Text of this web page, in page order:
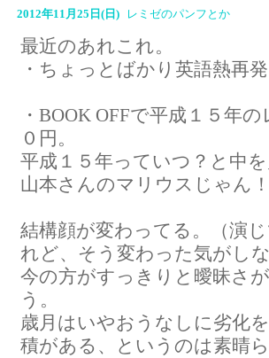
2012年11月25日(日) レミゼのパンフとか
最近のあれこれ。
・ちょっとばかり英語熱再
・BOOK OFFで平成１５年
０円。
平成１５年っていつ？と中
山本さんのマリウスじゃん
結構顔が変わってる。（演
れど、そう変わった気がし
今の方がすっきりと曖昧さ
う。
歳月はいやおうなしに劣化
積がある、というのは素晴